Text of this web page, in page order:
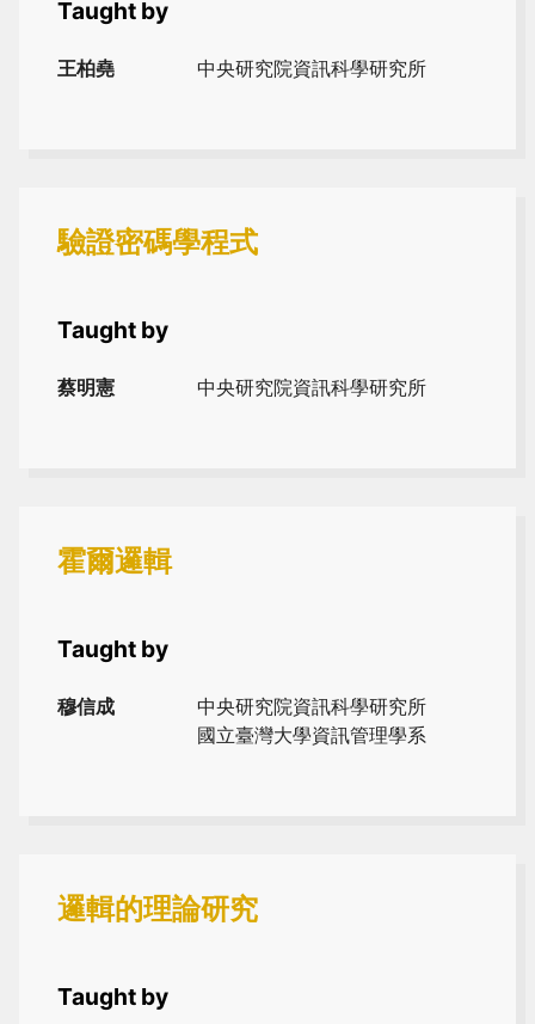
Taught by
王柏堯 中央研究院資訊科學研究所
驗證密碼學程式
Taught by
蔡明憲 中央研究院資訊科學研究所
霍爾邏輯
Taught by
穆信成
中央研究院資訊科學研究所
國立臺灣大學資訊管理學系
邏輯的理論研究
Taught by